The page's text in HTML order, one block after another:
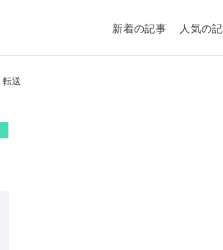
新着の記事 人気の
送